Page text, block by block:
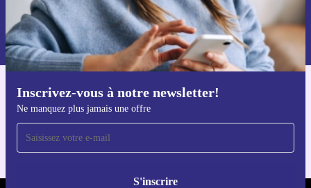
Inscrivez-vous à notre newsletter!
Ne manquez plus jamais une offre
S'inscrire
S'inscrire
Retrouvez les informations sur l'utilisation des données personnelles
dans notre
politique de confidentialité.
Téléchargez l'application refurbed
Pour iOS et Android